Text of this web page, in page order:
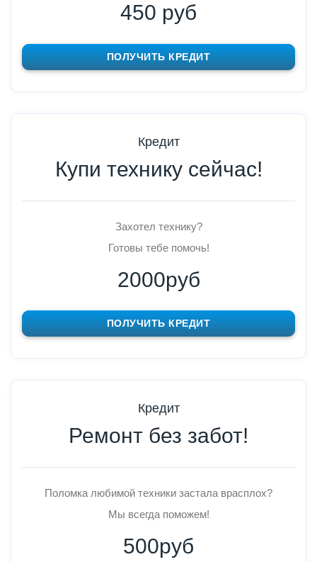
450 руб
ПОЛУЧИТЬ КРЕДИТ
Кредит
Купи технику сейчас!
Захотел технику?
Готовы тебе помочь!
2000руб
ПОЛУЧИТЬ КРЕДИТ
Кредит
Ремонт без забот!
Поломка любимой техники застала врасплох?
Мы всегда поможем!
500руб